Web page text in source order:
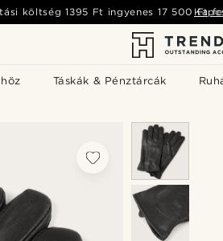
Táskák & Pénztárcák
költség1395 Ft ingyenes 17 500 Ft